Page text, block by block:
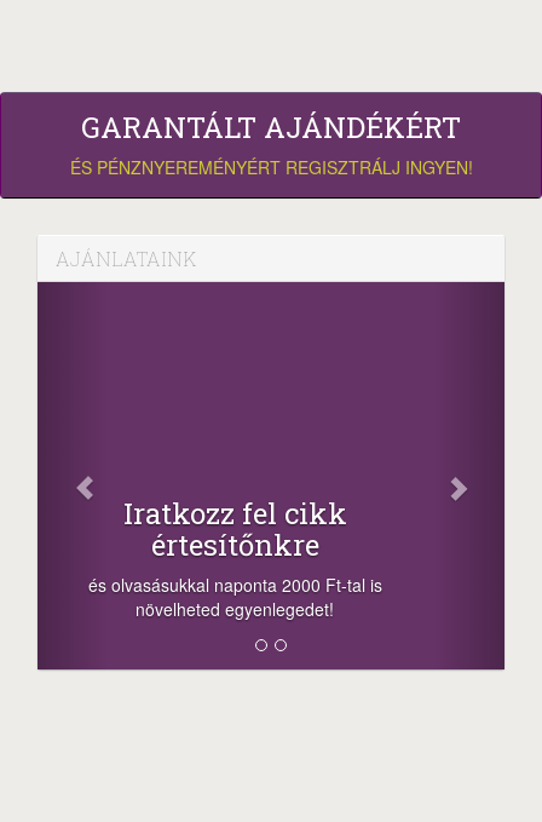
GARANTÁLT AJÁNDÉKÉRT
ÉS PÉNZNYEREMÉNYÉRT REGISZTRÁLJ INGYEN!
AJÁNLATAINK
+1.000.000 Ft...
-nyeremény növelés jár a szerencsésnek
megosztási lehetőséget. Lájkolj is minket!